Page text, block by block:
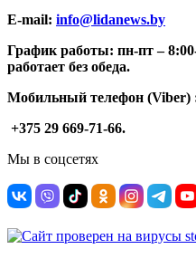
E-mail: info@lidanews.by
График работы: пн-пт –
работает без обеда.
Мобильный телефон (Viber)
+375 29 669-71-66.
Мы в соцсетях